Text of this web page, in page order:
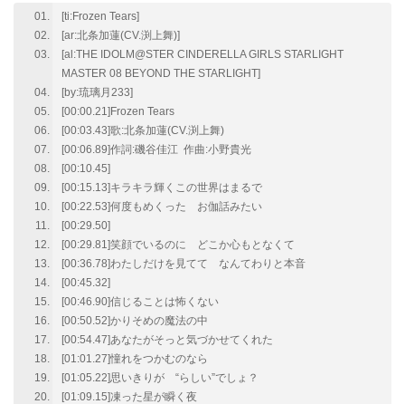
[ti:Frozen Tears]
[ar:北条加蓮(CV.渕上舞)]
[al:THE IDOLM@STER CINDERELLA GIRLS STARLIGHT
MASTER 08 BEYOND THE STARLIGHT]
[by:琉璃月233]
[00:00.21]Frozen Tears
[00:03.43]歌:北条加蓮(CV.渕上舞)
[00:06.89]作詞:磯谷佳江 作曲:小野貴光
[00:10.45]
[00:15.13]キラキラ輝くこの世界はまるで
[00:22.53]何度もめくった お伽話みたい
[00:29.50]
[00:29.81]笑顔でいるのに どこか心もとなくて
[00:36.78]わたしだけを見てて なんてわりと本音
[00:45.32]
[00:46.90]信じることは怖くない
[00:50.52]かりそめの魔法の中
[00:54.47]あなたがそっと気づかせてくれた
[01:01.27]憧れをつかむのなら
[01:05.22]思いきりが “らしい”でしょ？
[01:09.15]凍った星が瞬く夜